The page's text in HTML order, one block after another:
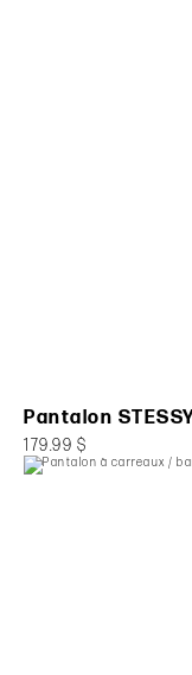
Pantalon
179.99 $